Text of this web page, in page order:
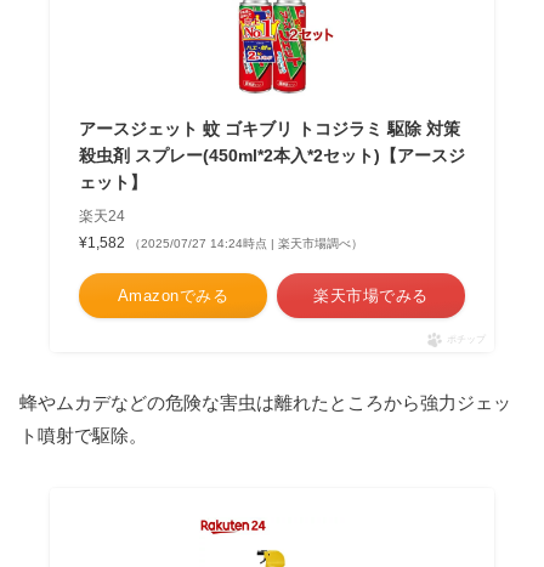
アースジェット 蚊 ゴキブリ トコジラミ 駆除 対策
殺虫剤 スプレー(450ml*2本入*2セット)【アースジ
ェット】
楽天24
¥1,582
（2025/07/27 14:24時点 | 楽天市場調べ）
Amazonでみる 楽天市場でみる
ポチップ
蜂やムカデなどの危険な害虫は離れたところから強力ジェッ
ト噴射で駆除。